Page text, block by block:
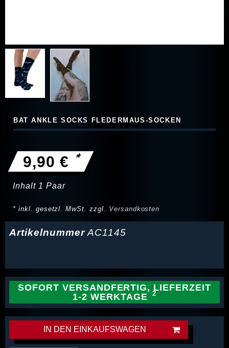
BAT ANKLE SOCKS FLEDERMAUS-SOCKEN
9,90 € *
Inhalt 1 Paar
* inkl. gesetzl. MwSt. zzgl. Versandkosten
ArtikelnummerAC1145
SOFORT VERSANDFERTIG, LIEFERZEIT
1-2 WERKTAGE
IN DEN EINKAUFSWAGEN